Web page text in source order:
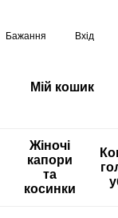
Бажання Вхід
Мій кошик
Жіночі
капори
та
косинки